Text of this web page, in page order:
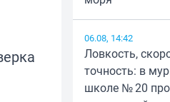
06.08, 14:42
Ловкость,
точность: в
школе № 20